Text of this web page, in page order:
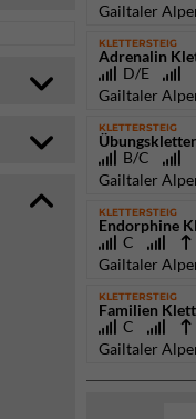
Gailtaler
KLETTERSTEIG
Adrenalin
D/E
Gailtaler
KLETTERSTEIG
B/C
Gailtaler
KLETTERSTEIG
Endorphine
C
Gailtaler
KLETTERSTEIG
Familien
C
Gailtaler